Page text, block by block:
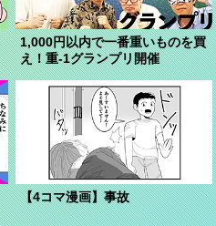
1,000円以内で一番重いものを買
え！重-1グランプリ開催
【4コマ漫画】事故